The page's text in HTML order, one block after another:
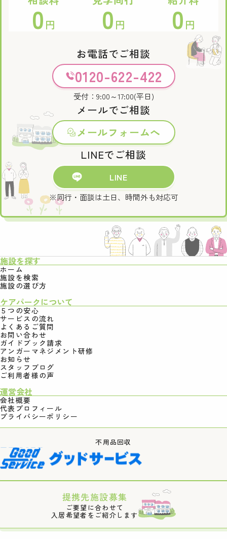
0 円 0 円 0 円
お電話でご相談
0120-622-422
受付：9:00～17:00(平日)
メールでご相談
メールフォームへ
LINEでご相談
LINE
※同行・面談は土日、時間外も対応可
施設を探す
ホーム
施設を検索
施設の選び方
ケアパークについて
５つの安心
サービスの流れ
よくあるご質問
お問い合わせ
ガイドブック請求
アンガーマネジメント研修
お知らせ
スタッフブログ
ご利用者様の声
運営会社
会社概要
代表プロフィール
プライバシーポリシー
不用品回収
提携先施設募集
ご要望に合わせて
入居希望者をご紹介します